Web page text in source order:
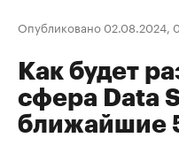
Опубликовано 02.08.2024,
Как будет
сфера Data
ближайшие